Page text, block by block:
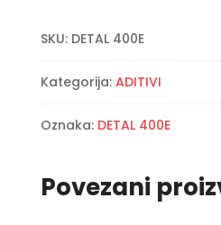
SKU: DETAL 400E
Kategorija: ADITIVI
Oznaka: DETAL 400E
Povezani